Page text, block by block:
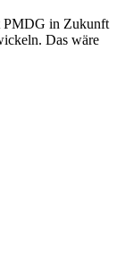
PMDG in Zukunft
Das wäre